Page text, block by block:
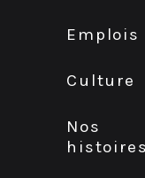
Emplois
Culture
Nos
histoires